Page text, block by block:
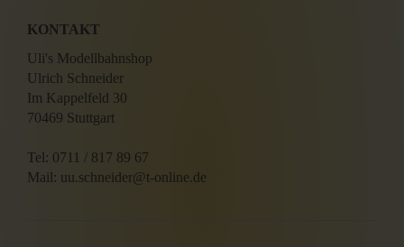
KONTAKT
Uli's Modellbahnshop
Ulrich Schneider
Im Kappelfeld 30
70469 Stuttgart
Tel: 0711 / 817 89 67
Mail: uu.schneider@t-online.de